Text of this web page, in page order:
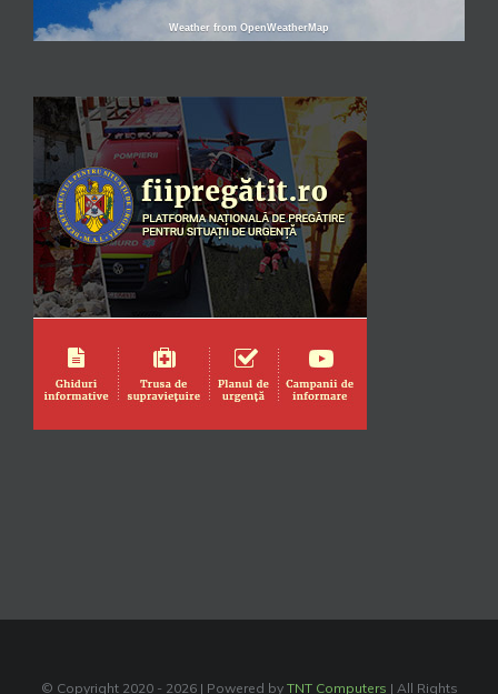
Weather from OpenWeatherMap
© Copyright 2020 - 2026 | Powered by TNT Computers | All Rights